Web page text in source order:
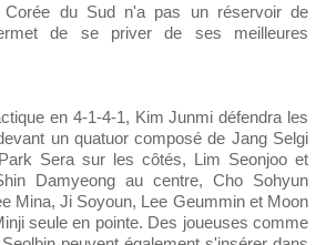
du Sud n'a pas un réservoir de
de se priver de ses meilleures
en 4-1-4-1, Kim Junmi défendra les
un quatuor composé de Jang Selgi
Sera sur les côtés, Lim Seonjoo et
Damyeong au centre, Cho Sohyun
Mina, Ji Soyoun, Lee Geummin et Moon
seule en pointe. Des joueuses comme